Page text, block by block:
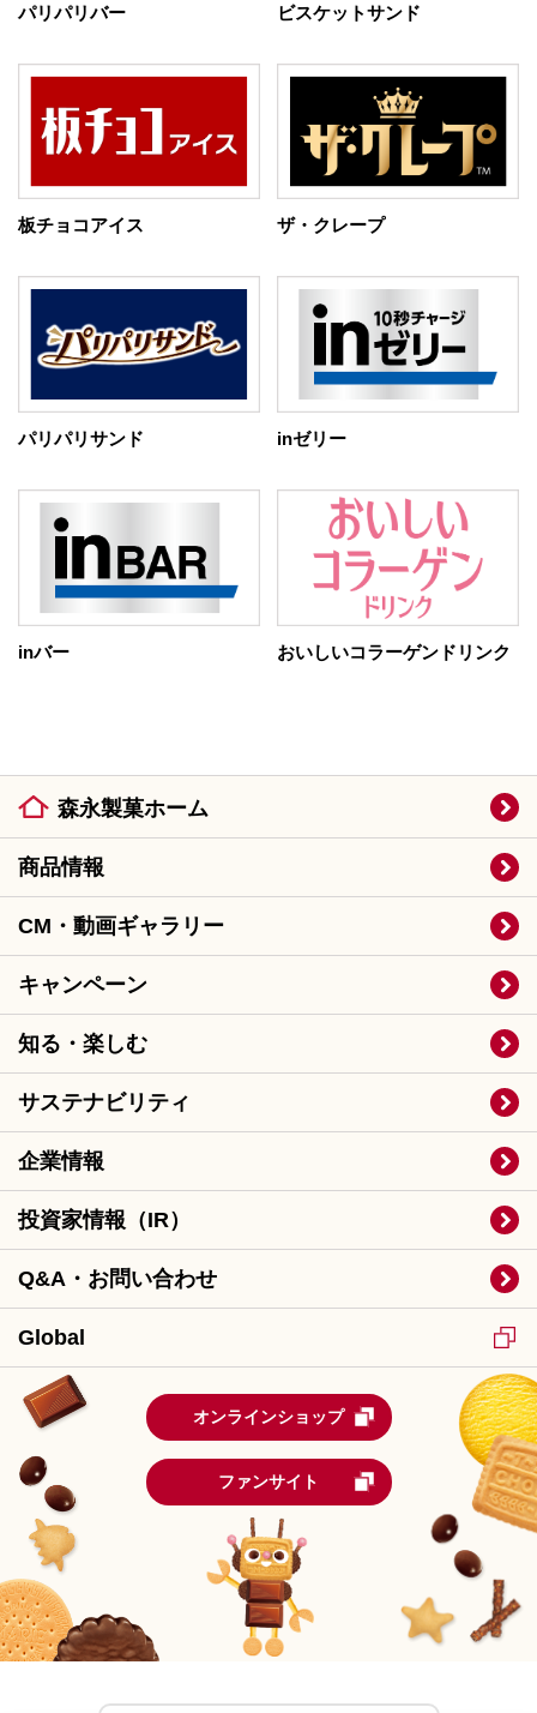
パリパリバー ビスケットサンド
板チョコアイス ザ・クレープ
パリパリサンド inゼリー
inバー おいしいコラーゲンドリンク
森永製菓ホーム
商品情報
CM・動画ギャラリー
キャンペーン
知る・楽しむ
サステナビリティ
企業情報
投資家情報（IR）
Q&A・お問い合わせ
Global
オンラインショップ
ファンサイト